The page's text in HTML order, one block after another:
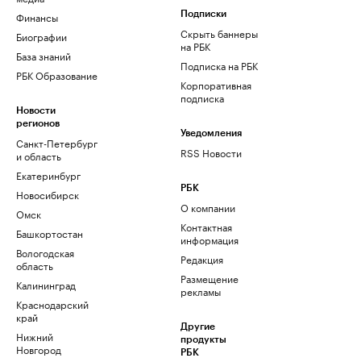
Финансы
Биографии
База знаний
РБК Образование
Новости
регионов
Санкт-Петербург
и область
Екатеринбург
Новосибирск
Омск
Башкортостан
Вологодская
область
Калининград
Краснодарский
край
Нижний
Новгород
Подписки
Скрыть баннеры
на РБК
Подписка на РБК
Корпоративная
подписка
Уведомления
RSS Новости
РБК
О компании
Контактная
информация
Редакция
Размещение
рекламы
Другие
продукты
РБК